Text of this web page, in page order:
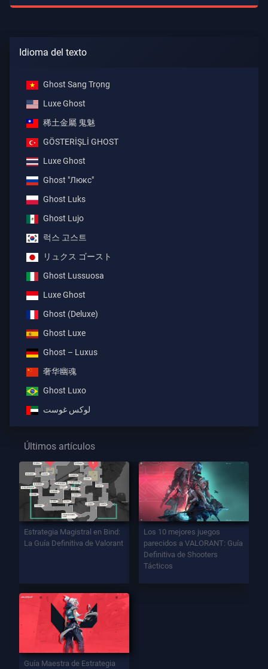
Idioma del texto
Ghost Sang Trọng
Luxe Ghost
稀土金屬 鬼魅
GÖSTERİŞLİ GHOST
Luxe Ghost
Ghost "Люкс"
Ghost Luks
Ghost Lujo
럭스 고스트
リュクス ゴースト
Ghost Lussuosa
Luxe Ghost
Ghost (Deluxe)
Ghost Luxe
Ghost – Luxus
奢华幽魂
Ghost Luxo
لوكس غوست
Últimos artículos
Estrategia Magistral en Bind:
La Guía Definitiva de Valorant
Los 10 mejores juegos
parecidos a VALORANT: Guía
Definitiva de Shooters
Tácticos
Guía Maestra de Estrategia